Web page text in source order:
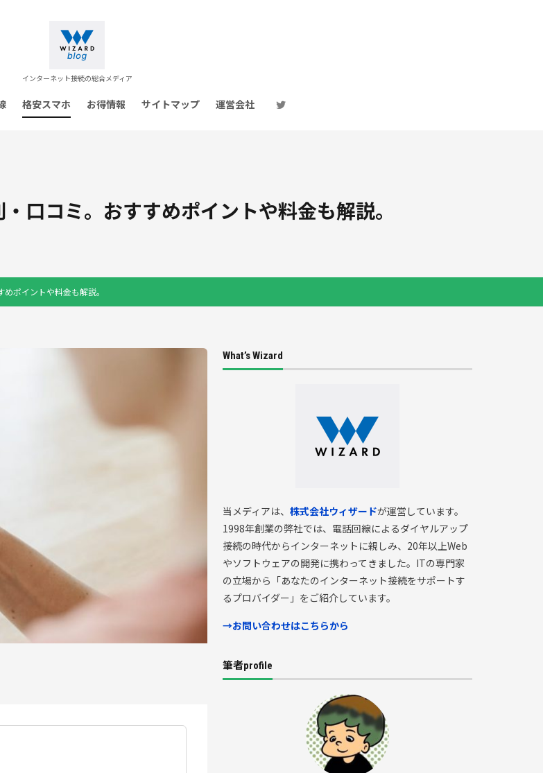
インターネット接続の総合メディア
格安スマホ お得情報 サイトマップ 運営会社
口コミ。おすすめポイントや料金も解説。
ポイントや料金も解説。
What’s Wizard
当メディアは、 株式会社ウィザードが運営しています。
1998年創業の弊社では、電話回線によるダイヤルアップ
接続の時代からインターネットに親しみ、20年以上Web
やソフトウェアの開発に携わってきました。ITの専門家
の立場から「あなたのインターネット接続をサポートす
るプロバイダー」をご紹介しています。
→お問い合わせはこちらから
筆者profile